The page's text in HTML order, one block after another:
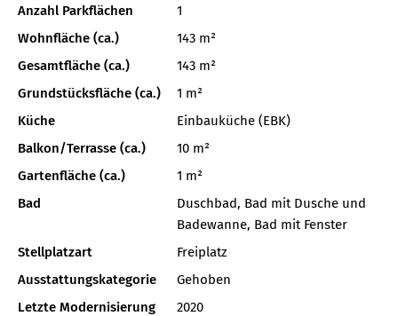
Anzahl Parkflächen
1
Wohnfläche (ca.)
143 m²
Gesamtfläche (ca.)
143 m²
Grundstücksfläche (ca.)
1 m²
Küche
Einbauküche (EBK)
Balkon/Terrasse (ca.)
10 m²
Gartenfläche (ca.)
1 m²
Bad
Duschbad, Bad mit Dusche und
Badewanne, Bad mit Fenster
Stellplatzart
Freiplatz
Ausstattungskategorie
Gehoben
Letzte Modernisierung
2020